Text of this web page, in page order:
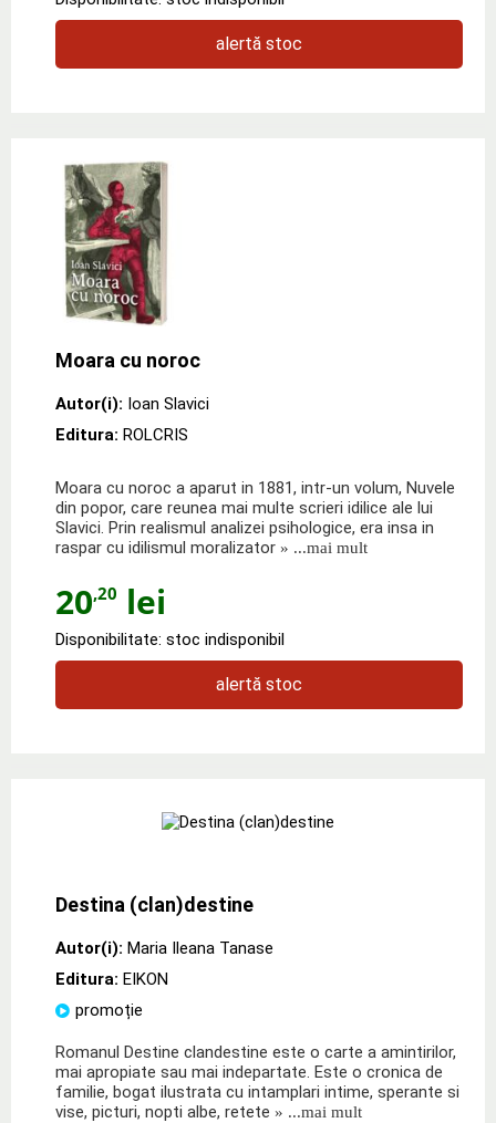
alertă stoc
Moara cu noroc
Autor(i): Ioan Slavici
Editura: ROLCRIS
Moara cu noroc a aparut in 1881, intr-un volum, Nuvele
din popor, care reunea mai multe scrieri idilice ale lui
Slavici. Prin realismul analizei psihologice, era insa in
raspar cu idilismul moralizator » ...mai mult
20,20 lei
Disponibilitate: stoc indisponibil
alertă stoc
Destina (clan)destine
Autor(i): Maria Ileana Tanase
Editura: EIKON
promoție
Romanul Destine clandestine este o carte a amintirilor,
mai apropiate sau mai indepartate. Este o cronica de
familie, bogat ilustrata cu intamplari intime, sperante si
vise, picturi, nopti albe, retete » ...mai mult